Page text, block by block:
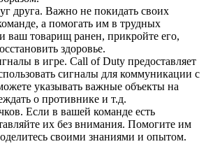
друга. Важно не покидать своих
а помогать им в трудных
ваш товарищ ранен, прикройте его,
здоровье.
в игре. Call of Duty предоставляет
сигналы для коммуникации с
указывать важные объекты на
о противнике и т.д.
Если в вашей команде есть
их без внимания. Помогите им
своими знаниями и опытом.